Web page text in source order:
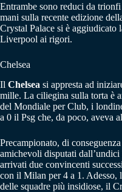
Entrambe sono reduci da
mani sulla recente edizione
Crystal Palace si è
Liverpool ai rigori.
Chelsea
Il Chelsea si appresta ad
mille. La ciliegina sulla torta è
del Mondiale per Club, i
a 0 il Psg che, da poco, aveva
Precampionato, di
amichevoli disputati
arrivati due convincenti
con il Milan per 4 a 1. Adesso,
delle squadre più insidiose, il